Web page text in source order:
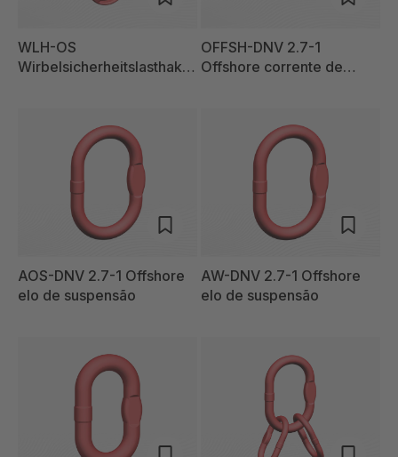
WLH-OS
Wirbelsicherheitslasthake
OFFSH-DNV 2.7-1
Offshore corrente de
AOS-DNV 2.7-1 Offshore
elo de suspensão
AW-DNV 2.7-1 Offshore
elo de suspensão